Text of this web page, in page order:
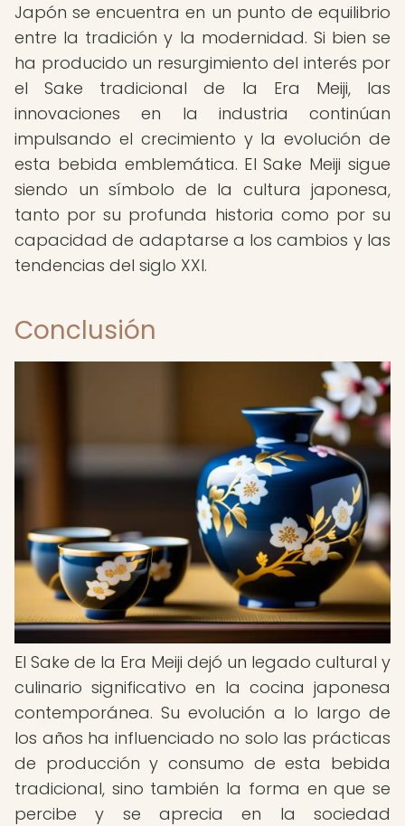
Japón se encuentra en un punto de equilibrio
entre la tradición y la modernidad. Si bien se
ha producido un resurgimiento del interés por
el Sake tradicional de la Era Meiji, las
innovaciones en la industria continúan
impulsando el crecimiento y la evolución de
esta bebida emblemática. El Sake Meiji sigue
siendo un símbolo de la cultura japonesa,
tanto por su profunda historia como por su
capacidad de adaptarse a los cambios y las
tendencias del siglo XXI.
Conclusión
El Sake de la Era Meiji dejó un legado cultural y
culinario significativo en la cocina japonesa
contemporánea. Su evolución a lo largo de
los años ha influenciado no solo las prácticas
de producción y consumo de esta bebida
tradicional, sino también la forma en que se
percibe y se aprecia en la sociedad